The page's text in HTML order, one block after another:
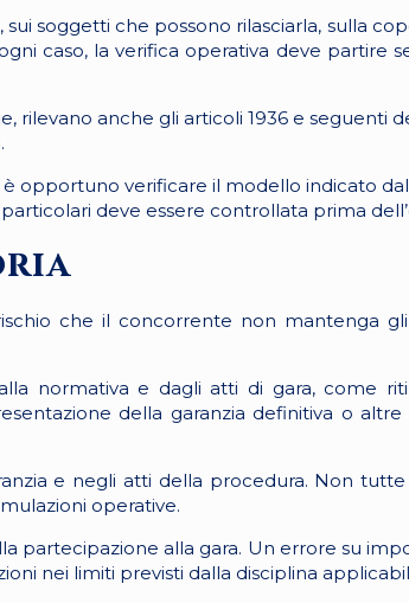
soggetti che possono rilasciarla, sulla
caso, la verifica operativa deve partire
rilevano anche gli articoli 1936 e seguenti
opportuno verificare il modello indicato
deve essere controllata prima
che il concorrente non mantenga
normativa e dagli atti di gara, come
della garanzia definitiva o
e negli atti della procedura. Non
operative.
partecipazione alla gara. Un errore su
nei limiti previsti dalla disciplina